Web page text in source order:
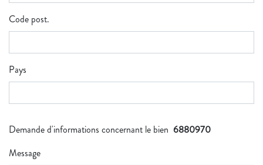
Code post.
Pays
Demande d'informations concernant le bien 6880970
Message